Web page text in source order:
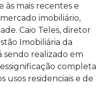
às mais recentes e
imobiliário,
Caio Teles, diretor
Imobiliária da
sendo realizado em
completa
usos residenciais e de